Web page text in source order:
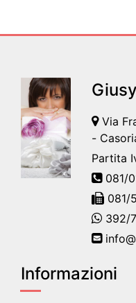
Via
-
Partita
081/
081/
392/
Informazioni